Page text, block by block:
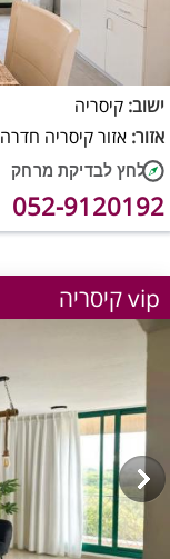
ישוב: קיסריה
אזור: אזור קיסריה חדרה
052-9120192
קיסריה vip